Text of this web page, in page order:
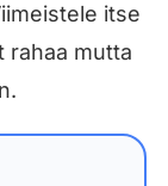
itse
rahaa mutta